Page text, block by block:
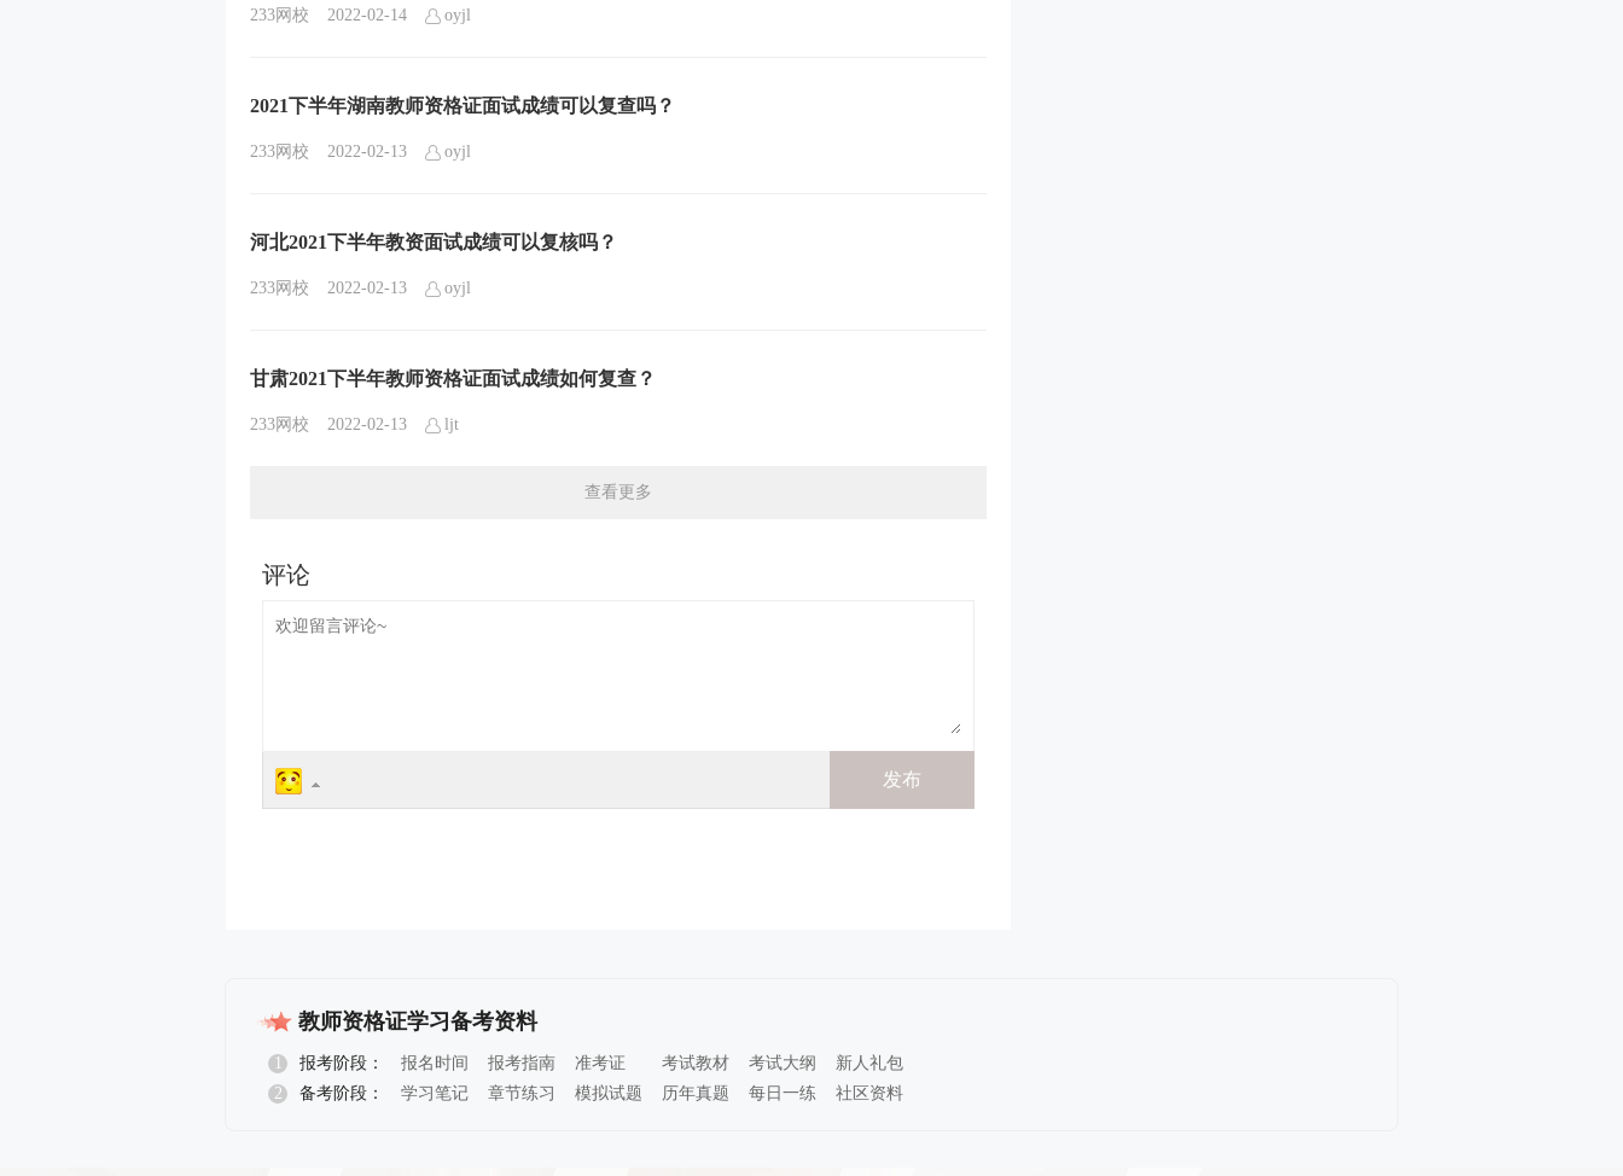
233网校 2022-02-14 oyjl
2021下半年湖南教师资格证面试成绩可以复查吗？
233网校 2022-02-13 oyjl
河北2021下半年教资面试成绩可以复核吗？
233网校 2022-02-13 oyjl
甘肃2021下半年教师资格证面试成绩如何复查？
233网校 2022-02-13 ljt
查看更多
教师资格证学习备考资料
1 报考阶段： 报名时间 报考指南 准考证 考试教材 考试大纲
新人礼包
报名指导
2 备考阶段： 学习笔记 章节练习 模拟试题 历年真题 每日一练 社区资料